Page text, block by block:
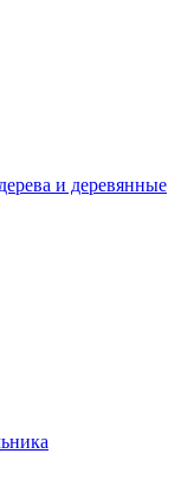
и деревянные